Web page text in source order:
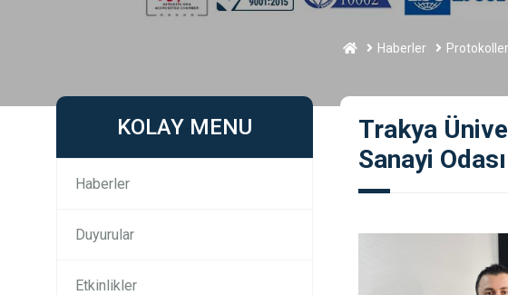
Haberler Protokoller
KOLAY MENU
Haberler
Duyurular
Etkinlikler
Trakya
Sanayi